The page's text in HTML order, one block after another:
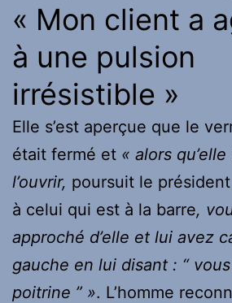
« Mon client a
à une pulsion
irrésistible »
Elle s’est aperçue que le
était fermé et « alors
l’ouvrir, poursuit le président
à celui qui est à la barre,
approché d’elle et lui avez
gauche en lui disant : “
poitrine ” ». L’homme